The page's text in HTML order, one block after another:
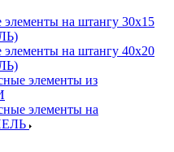
элементы на штангу 30х15
элементы на штангу 40х20
элементы из
элементы на